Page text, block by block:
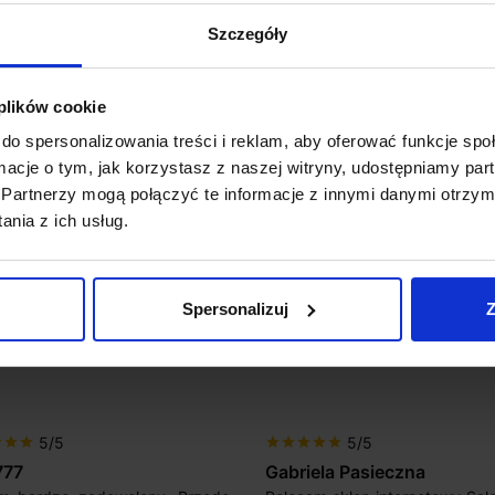
Szczegóły
cookie
spersonalizowania treści i reklam, aby oferować funkcje
o tym, jak korzystasz z naszej witryny, udostępniamy
mogą połączyć te informacje z innymi danymi
z ich usług.
Spersonalizuj
Koszt
star star 5/5 star star star star star 5/5
Gabriela Pasieczna